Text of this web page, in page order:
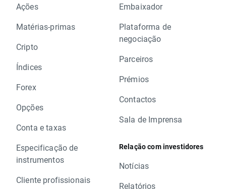
Ações
Matérias-primas
Cripto
Índices
Forex
Opções
Conta e taxas
Especificação de
instrumentos
Cliente profissionais
Embaixador
Plataforma de
negociação
Parceiros
Prémios
Contactos
Sala de Imprensa
Relação com investidores
Notícias
Relatórios